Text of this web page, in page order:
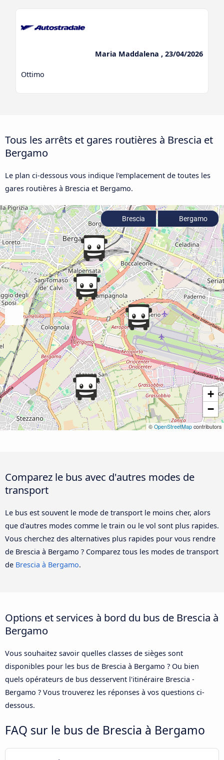
Maria Maddalena , 23/04/2026
Ottimo
Tous les arrêts et gares routières à Brescia et
Bergamo
Le plan ci-dessous vous indique l'emplacement de toutes les
gares routières à Brescia et Bergamo.
+
−
© OpenStreetMap contributors
Brescia Bergamo
Comparez le bus avec d'autres modes de
transport
Le bus est souvent le mode de transport le moins cher, alors
que d'autres modes comme le train ou le vol sont plus rapides.
Vous cherchez des alternatives plus rapides pour vous rendre
de Brescia à Bergamo ? Comparez tous les modes de transport
de Brescia à Bergamo.
Options et services à bord du bus de Brescia à
Bergamo
Vous souhaitez savoir quelles classes de sièges sont
disponibles pour les bus de Brescia à Bergamo ? Ou bien
quels opérateurs de bus desservent l'itinéraire Brescia -
Bergamo ? Vous trouverez les réponses à vos questions ci-
dessous.
FAQ sur le bus de Brescia à Bergamo